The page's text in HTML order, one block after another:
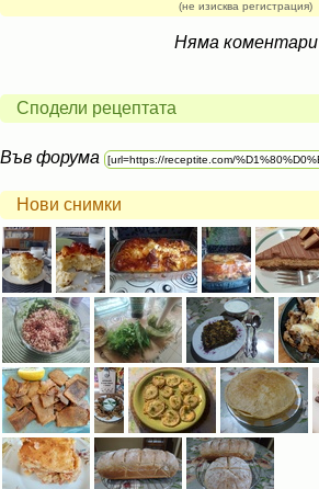
(не изисква регистрация)
Няма коментари
Сподели рецептата
Във форума
Нови снимки